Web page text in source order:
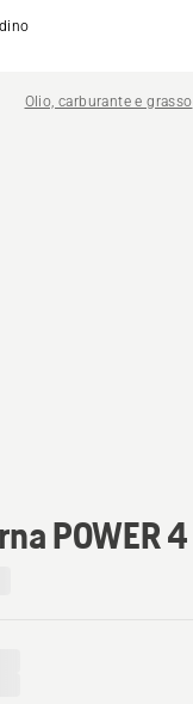
Olio, carburante e grasso
POWER 4